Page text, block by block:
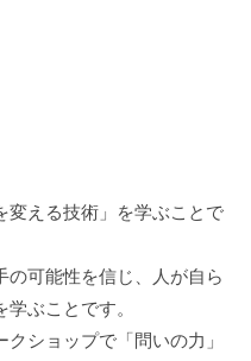
変える技術」を学ぶことで
の可能性を信じ、人が自ら
ぶことです。
ショップで「問いの力」